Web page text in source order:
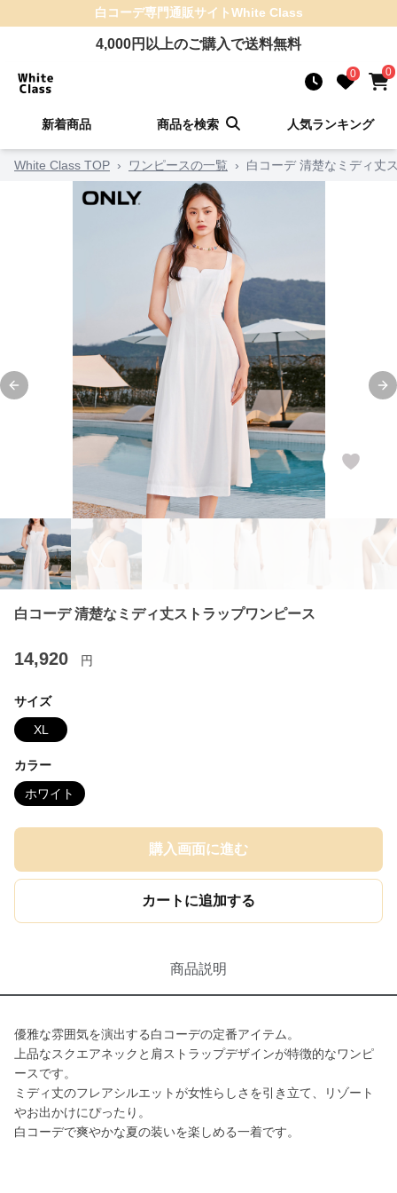
白コーデ専門通販サイトWhite Class
4,000円以上のご購入で送料無料
0 0
新着商品 商品を検索 人気ランキング
White Class TOP › ワンピースの一覧 › 白コーデ 清楚なミディ丈
Previous slide
白コーデ 清楚なミディ丈ストラップワンピース
14,920 円
サイズ
XL
カラー
ホワイト
購入画面に進む
カートに追加する
商品説明
優雅な雰囲気を演出する白コーデの定番アイテム。
上品なスクエアネックと肩ストラップデザインが特徴的なワンピ
ースです。
ミディ丈のフレアシルエットが女性らしさを引き立て、リゾート
やお出かけにぴったり。
白コーデで爽やかな夏の装いを楽しめる一着です。